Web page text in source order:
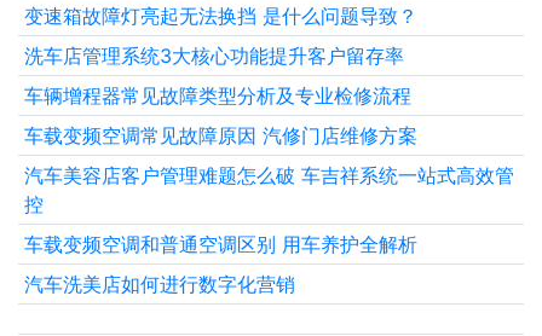
变速箱故障灯亮起无法换挡 是什么问题导致？
洗车店管理系统3大核心功能提升客户留存率
车辆增程器常见故障类型分析及专业检修流程
车载变频空调常见故障原因 汽修门店维修方案
汽车美容店客户管理难题怎么破 车吉祥系统一站式高效管
控
车载变频空调和普通空调区别 用车养护全解析
汽车洗美店如何进行数字化营销